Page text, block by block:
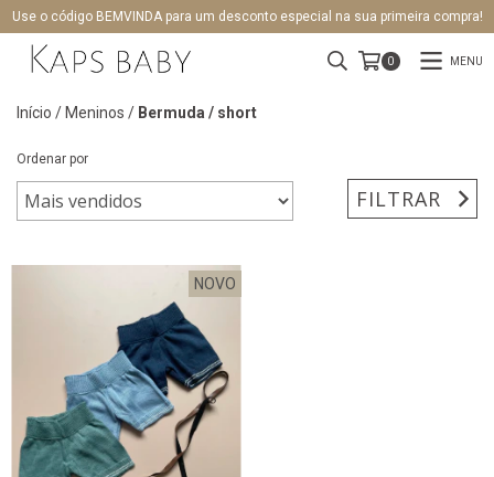
Use o código BEMVINDA para um desconto especial na sua primeira compra!
0 MENU
Início / Meninos / Bermuda / short
Ordenar por
FILTRAR
NOVO